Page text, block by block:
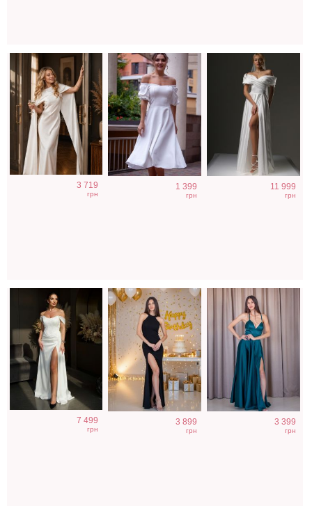
3 719
грн
1 399
грн
11 999
грн
Вечернее
нарядное
7 499
грн
Облегающее
вечернее платье
черного цвета с
3 899
грн
Нарядное
атласное платье
изумрудного
3 399
грн